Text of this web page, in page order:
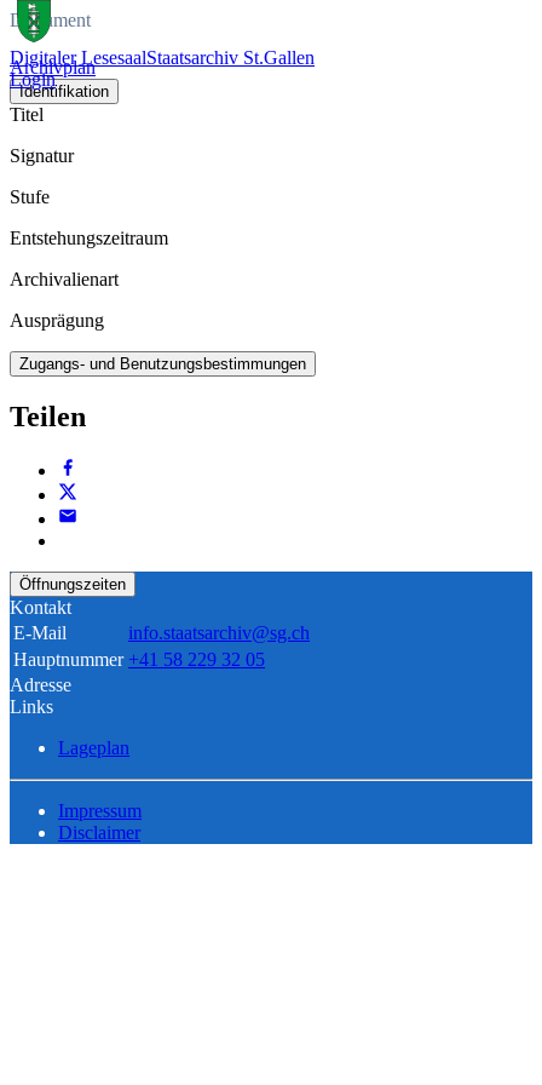
Digitaler LesesaalStaatsarchiv St.Gallen
Login
Dokument
Archivplan
Identifikation
Titel
Signatur
Stufe
Entstehungszeitraum
Archivalienart
Ausprägung
Zugangs- und Benutzungsbestimmungen
Teilen
Öffnungszeiten
Kontakt
E-Mail
info.staatsarchiv@sg.ch
Hauptnummer +41 58 229 32 05
Adresse
Links
Lageplan
Impressum
Disclaimer